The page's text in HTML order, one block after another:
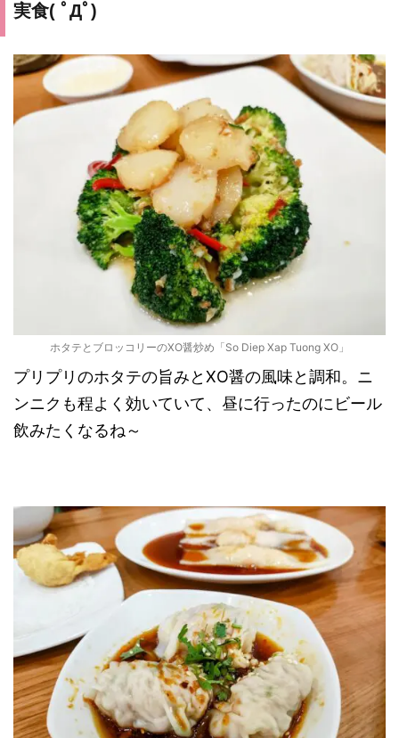
実食( ﾟДﾟ)
ホタテとブロッコリーのXO醤炒め「So Diep Xap Tuong XO」
プリプリのホタテの旨みとXO醤の風味と調和。ニ
ンニクも程よく効いていて、昼に行ったのにビール
飲みたくなるね～